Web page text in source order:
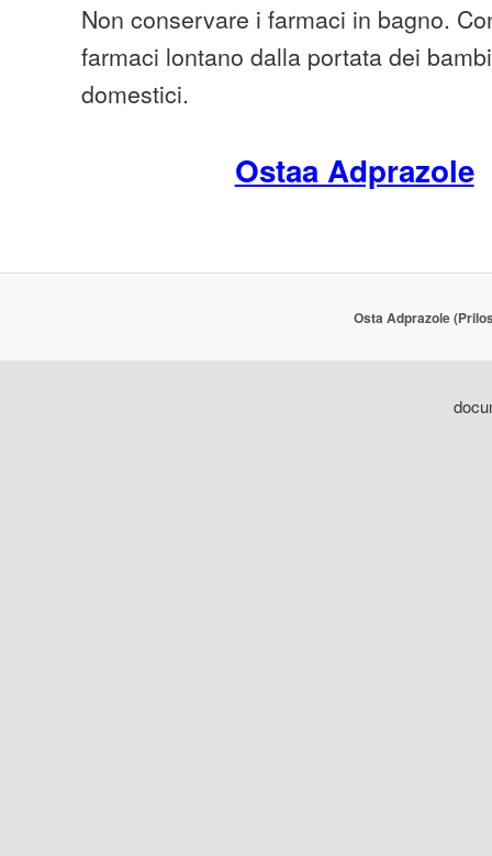
Non conservare i farmaci in bagno.
farmaci lontano dalla portata dei
domestici.
Ostaa Adprazole
Osta Adprazole